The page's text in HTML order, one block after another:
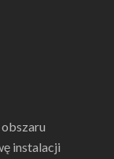
instalacji